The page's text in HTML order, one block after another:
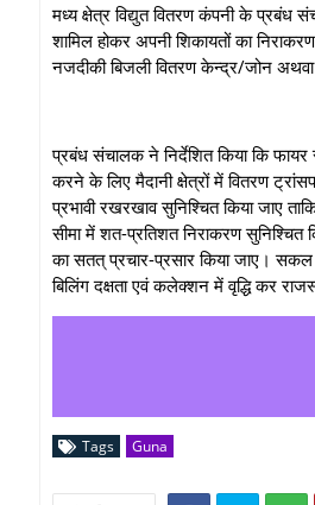
मध्य क्षेत्र विद्युत वितरण कंपनी के
शामिल होकर अपनी शिकायतों का
नजदीकी बिजली वितरण केन्द्र/जोन
प्रबंध संचालक ने निर्देशित किया कि
करने के लिए मैदानी क्षेत्रों में वितरण
प्रभावी रखरखाव सुनिश्चित किया जाए
सीमा में शत-प्रतिशत निराकरण
का सतत् प्रचार-प्रसार किया जाए।
बिलिंग दक्षता एवं कलेक्‍शन में वृद्धि कर
Tags Guna